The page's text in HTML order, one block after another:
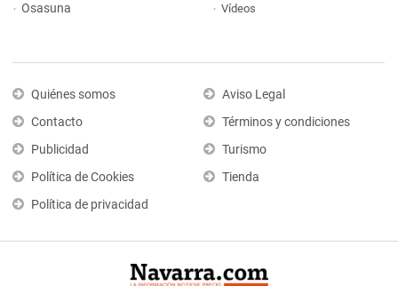
Osasuna
Vídeos
Quiénes somos
Contacto
Publicidad
Política de Cookies
Política de privacidad
Aviso Legal
Términos y condiciones
Turismo
Tienda